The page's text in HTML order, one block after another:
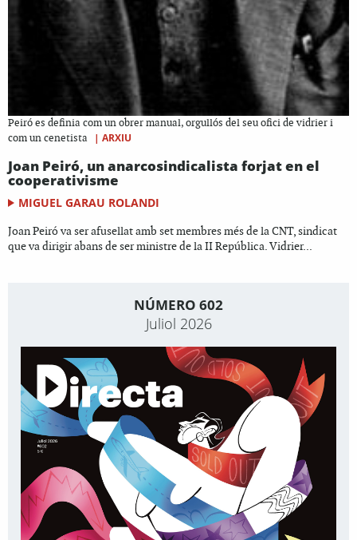
Peiró es definia com un obrer manual, orgullós del seu ofici de vidrier i
com un cenetista
| ARXIU
Joan Peiró, un anarcosindicalista forjat en el
cooperativisme
MIGUEL GARAU ROLANDI
Joan Peiró va ser afusellat amb set membres més de la CNT, sindicat
que va dirigir abans de ser ministre de la II República. Vidrier...
NÚMERO 602
Juliol 2026